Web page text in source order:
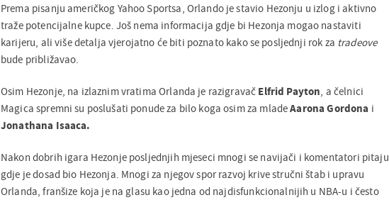
Prema pisanju američkog Yahoo Sportsa, Orlando je stavio Hezonju u izlog i aktivno
traže potencijalne kupce. Još nema informacija gdje bi Hezonja mogao nastaviti
karijeru, ali više detalja vjerojatno će biti poznato kako se posljednji rok za tradeove
bude približavao.
Osim Hezonje, na izlaznim vratima Orlanda je razigravač Elfrid Payton, a čelnici
Magica spremni su poslušati ponude za bilo koga osim za mladeAarona Gordona i
Jonathana Isaaca.
Nakon dobrih igara Hezonje posljednjih mjeseci mnogi se navijači i komentatori pitaju
gdje je dosad bio Hezonja. Mnogi za njegov spor razvoj krive stručni štab i upravu
Orlanda, franšize koja je na glasu kao jedna od najdisfunkcionalnijih u NBA-u i često